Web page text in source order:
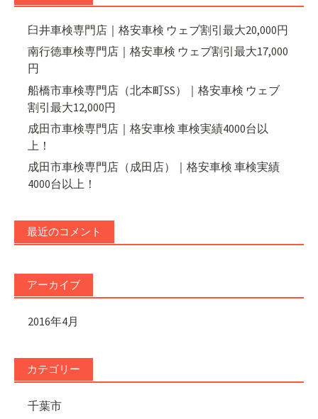
臼井車検専門店｜格安車検 ウェブ割引最大20,000円
南行徳車検専門店｜格安車検 ウェブ割引最大17,000
円
船橋市車検専門店（北本町SS）｜格安車検 ウェブ
割引最大12,000円
成田市車検専門店｜格安車検 車検実績4000台以
上！
成田市車検専門店（成田店）｜格安車検 車検実績
4000台以上！
最近のコメント
アーカイブ
2016年4月
カテゴリー
千葉市